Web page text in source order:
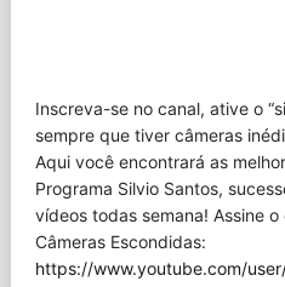
Inscreva-se no canal, ative o
sempre que tiver câmeras
Aqui você encontrará as
Programa Silvio Santos,
vídeos todas semana! Assine
Câmeras Escondidas:
https://www.youtube.com/